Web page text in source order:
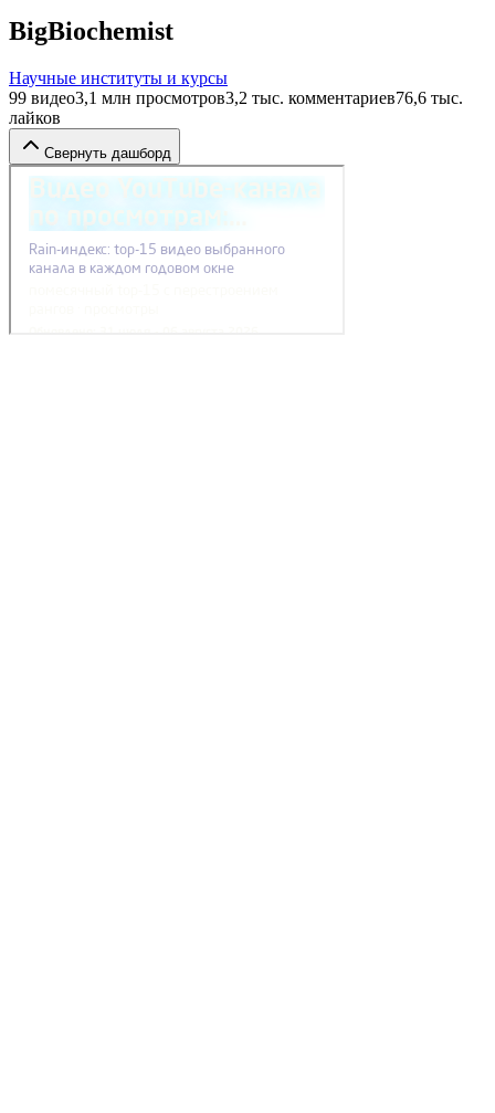
BigBiochemist
Научные институты и курсы
99 видео3,1 млн просмотров3,2 тыс. комментариев76,6 тыс.
лайков
Свернуть дашборд